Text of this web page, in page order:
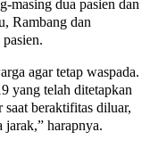
masing dua pasien dan
Rambang dan
agar tetap waspada.
yang telah ditetapkan
saat beraktifitas diluar,
jarak,” harapnya.